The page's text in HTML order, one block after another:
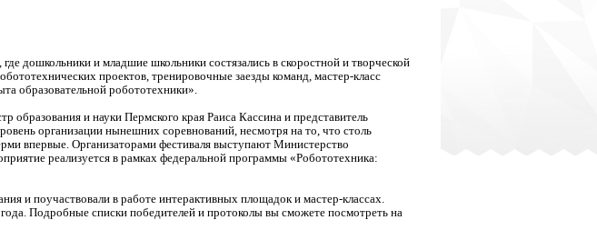
дошкольники и младшие школьники состязались в скоростной и творческой
проектов, тренировочные заезды команд, мастер-класс
образовательной робототехники».
образования и науки Пермского края Раиса Кассина и представитель
организации нынешних соревнований, несмотря на то, что столь
впервые. Организаторами фестиваля выступают Министерство
реализуется в рамках федеральной программы «Робототехника:
и поучаствовали в работе интерактивных площадок и мастер-классах.
Подробные списки победителей и протоколы вы сможете посмотреть на